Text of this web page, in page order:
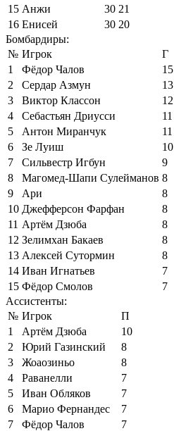
15 Анжи 30 21
16 Енисей 30 20
Бомбардиры:
№ Игрок
Г
1
Фёдор Чалов
15
2
Сердар Азмун
13
3
Виктор Классон
12
4
Себастьян Дриусси
11
5
Антон Миранчук
11
6
Зе Луиш
10
7
Сильвестр Игбун
9
8
Магомед-Шапи Сулейманов 8
9
Ари
8
10 Джефферсон Фарфан
8
11 Артём Дзюба
8
12 Зелимхан Бакаев
8
13 Алексей Сутормин
8
14 Иван Игнатьев
7
15 Фёдор Смолов
7
Ассистенты:
№ Игрок
П
1
Артём Дзюба
10
2
Юрий Газинский
8
3
Жоаозиньо
8
4
Раванелли
7
5
Иван Обляков
7
6
Марио Фернандес
7
7
Фёдор Чалов
7